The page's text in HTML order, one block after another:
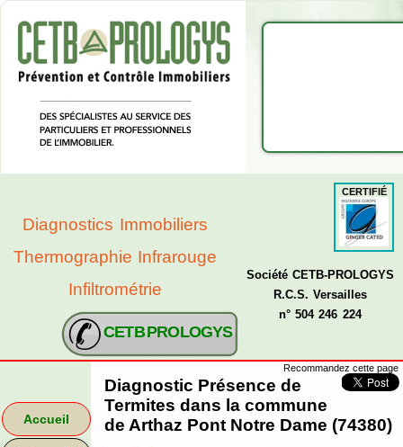
Diagnostics Immobiliers
Thermographie Infrarouge
Infiltrométrie
CERTIFIÉ
Société CETB-PROLOGYS
R.C.S. Versailles
n° 504 246 224
CETB PROLOGYS
Accueil
Recommandez cette page
Diagnostic Présence de
Termites dans la commune
de Arthaz Pont Notre Dame (74380)